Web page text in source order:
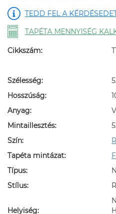
TEDD FEL A
TAPÉTA MENNYISÉG
Cikkszám:
Szélesség:
Hosszúság:
Anyag:
Mintaillesztés:
Szín:
Tapéta mintázat:
Típus:
Stílus:
Helyiség: